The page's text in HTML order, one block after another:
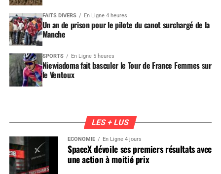
FAITS DIVERS En Ligne 4 heures
Un an de prison pour le pilote du canot surchargé de la
Manche
SPORTS En Ligne 5 heures
Niewiadoma fait basculer le Tour de France Femmes sur
le Ventoux
LES + LUS
ÉCONOMIE En Ligne 4 jours
SpaceX dévoile ses premiers résultats avec
une action à moitié prix